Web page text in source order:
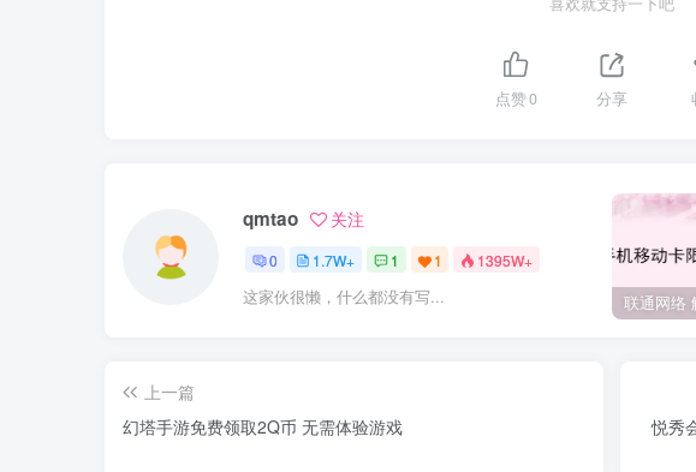
点赞0 分享
qmtao 关注
0 1.7W+ 1 1 1395W+
这家伙很懒，什么都没有写...
上一篇
幻塔手游免费领取2Q币 无需体验游戏
悦秀